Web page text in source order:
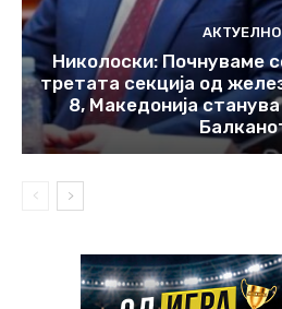
АКТУЕЛНО
Николоски: Почнуваме
третата секција од
8, Македонија